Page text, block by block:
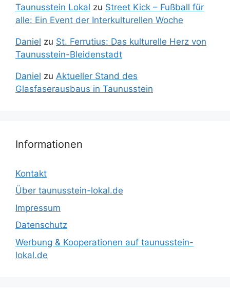
Taunusstein Lokal zu Street Kick – Fußball für
alle: Ein Event der Interkulturellen Woche
Daniel zu St. Ferrutius: Das kulturelle Herz von
Taunusstein-Bleidenstadt
Daniel zu Aktueller Stand des
Glasfaserausbaus in Taunusstein
Informationen
Kontakt
Über taunusstein-lokal.de
Impressum
Datenschutz
Werbung & Kooperationen auf taunusstein-
lokal.de